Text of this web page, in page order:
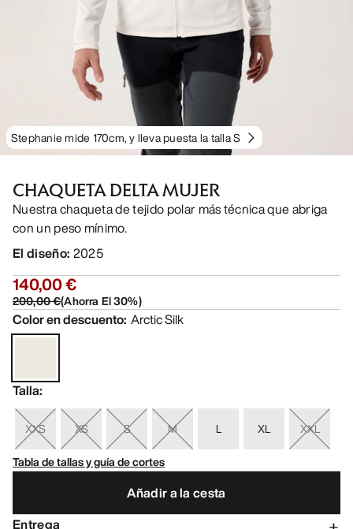
Stephanie mide 170cm, y lleva puesta la talla S
CHAQUETA DELTA MUJER
Nuestra chaqueta de tejido polar más técnica que abriga
con un peso mínimo.
El diseño: 2025
140,00 €
200,00 €(Ahorra El30%)
Color en descuento: Arctic Silk
Talla:
XXS XS S M L XL
XXL
Tabla de tallas y guía de cortes
Añadir a la cesta
Entrega